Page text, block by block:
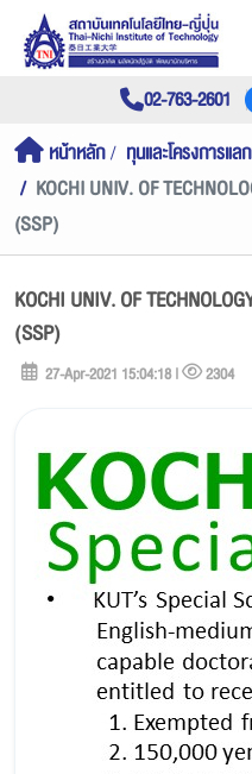
02-763-2601
หน้าหลัก
ทุนและโครงการแล
KOCHI UNIV. OF
(SSP)
KOCHI UNIV. OF
(SSP)
27-Apr-2021 15:04:18 | 2304